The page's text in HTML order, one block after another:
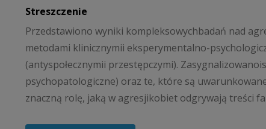
Streszczenie
Przedstawiono wyniki kompleksowychbadań nad
metodami klinicznymii eksperymentalno-
(antyspołecznymii przestępczymi).
psychopatologiczne) oraz te, które są
znaczną rolę, jaką w agresjikobiet odgrywają treści